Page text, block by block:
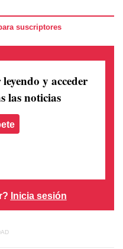
suscriptores
y acceder
las noticias
Inicia sesión